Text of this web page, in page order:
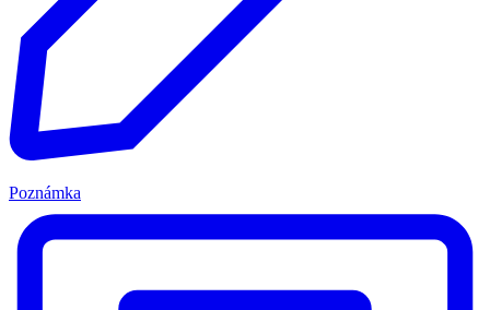
Poznámka